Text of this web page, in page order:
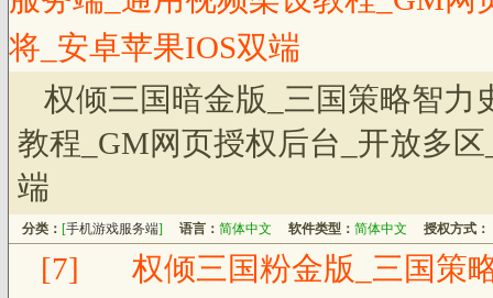
将_安卓苹果IOS双端
权倾三国暗金版_三国策略智力
教程_GM网页授权后台_开放多
端
分类： [手机游戏服务端] 语言： 简体中文 软件类型： 简体中文 授权方式：
[7]
权倾三国粉金版_三国策